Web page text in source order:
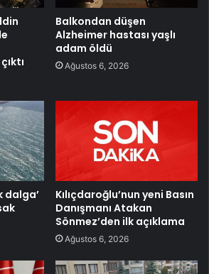
Balkondan düşen
Alzheimer hastası yaşlı
adam öldü
Ağustos 6, 2026
dalga’
Kılıçdaroğlu’nun yeni Basın
Danışmanı Atakan
Sönmez’den ilk açıklama
Ağustos 6, 2026